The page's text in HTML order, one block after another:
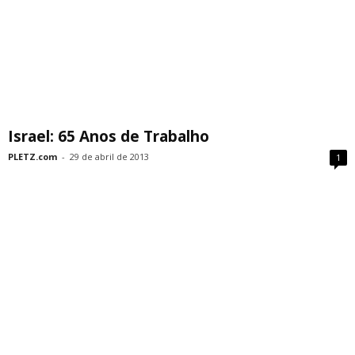
Israel: 65 Anos de Trabalho
PLETZ.com - 29 de abril de 2013 1